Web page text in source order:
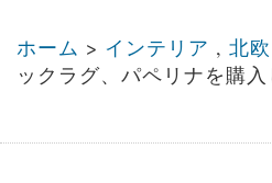
ホーム > インテリア , 北欧
ックラグ、パペリナを購